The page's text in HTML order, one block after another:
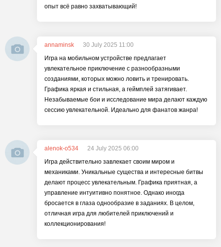
опыт всё равно захватывающий!
annaminsk
30 July 2025 11:00
Игра на мобильном устройстве предлагает
увлекательное приключение с разнообразными
созданиями, которых можно ловить и тренировать.
Графика яркая и стильная, а геймплей затягивает.
Незабываемые бои и исследование мира делают каждую
сессию увлекательной. Идеально для фанатов жанра!
alenok-o534
24 July 2025 06:00
Игра действительно завлекает своим миром и
механиками. Уникальные существа и интересные битвы
делают процесс увлекательным. Графика приятная, а
управление интуитивно понятное. Однако иногда
бросается в глаза однообразие в заданиях. В целом,
отличная игра для любителей приключений и
коллекционирования!